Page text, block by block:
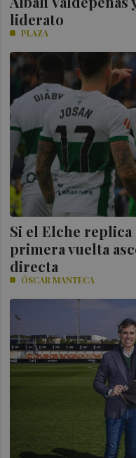
liderato
PLAZA
Si el Elche
primera vuelta
directa
ÓSCAR MANTECA